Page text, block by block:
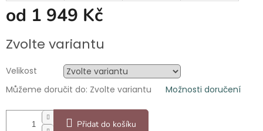
od 1 949 Kč
cena:
Zvolte variantu
Velikost
Můžeme doručit do: Zvolte variantu Možnosti doručení
Přidat do košíku